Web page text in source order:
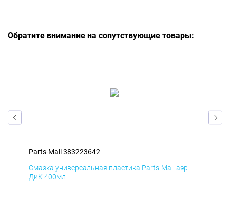
Обратите внимание на сопутствующие товары:
Parts-Mall 383223642
Смазка универсальная пластика Parts-Mall аэр
ДиК 400мл